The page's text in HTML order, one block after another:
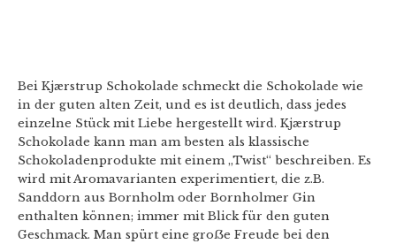
Bei Kjærstrup Schokolade schmeckt die Schokolade wie
in der guten alten Zeit, und es ist deutlich, dass jedes
einzelne Stück mit Liebe hergestellt wird. Kjærstrup
Schokolade kann man am besten als klassische
Schokoladenprodukte mit einem „Twist“ beschreiben. Es
wird mit Aromavarianten experimentiert, die z.B.
Sanddorn aus Bornholm oder Bornholmer Gin
enthalten können; immer mit Blick für den guten
Geschmack. Man spürt eine groẞe Freude bei den